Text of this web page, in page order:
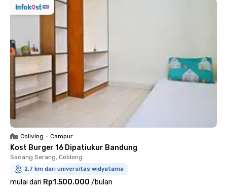
Coliving • Campur
Kost Burger 16 Dipatiukur Bandung
Sadang Serang, Coblong
2.7 km dari universitas widyatama
mulai dari Rp1.500.000 /bulan